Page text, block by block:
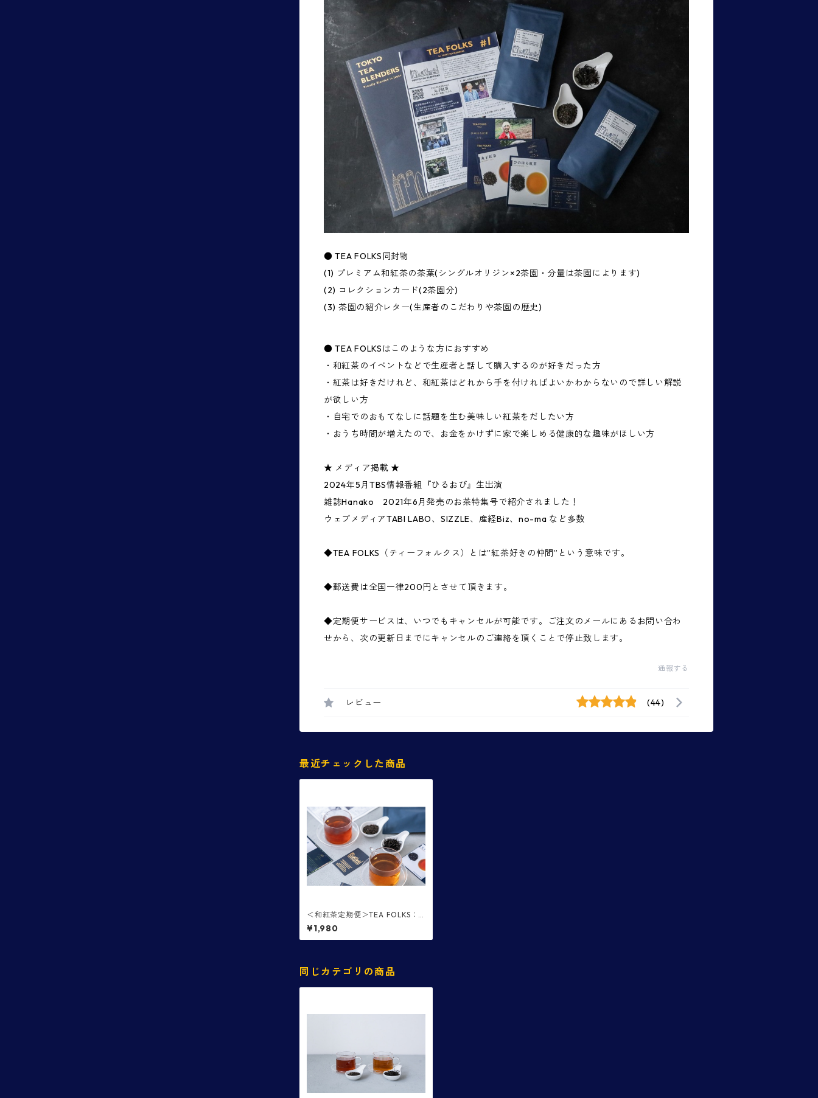
● TEA FOLKS同封物
(1) プレミアム和紅茶の茶葉(シングルオリジン×2茶園・分量は茶園によります)
(2) コレクションカード(2茶園分)
(3) 茶園の紹介レター(生産者のこだわりや茶園の歴史)
● TEA FOLKSはこのような方におすすめ
・和紅茶のイベントなどで生産者と話して購入するのが好きだった方
・紅茶は好きだけれど、和紅茶はどれから手を付ければよいかわからないので詳しい解説
が欲しい方
・自宅でのおもてなしに話題を生む美味しい紅茶をだしたい方
・おうち時間が増えたので、お金をかけずに家で楽しめる健康的な趣味がほしい方
★ メディア掲載 ★
2024年5月TBS情報番組『ひるおび』生出演
雑誌Hanako 2021年6月発売のお茶特集号で紹介されました！
ウェブメディアTABI LABO、SIZZLE、産経Biz、no-ma など多数
◆TEA FOLKS（ティーフォルクス）とは”紅茶好きの仲間”という意味です。
◆郵送費は全国一律200円とさせて頂きます。
◆定期便サービスは、いつでもキャンセルが可能です。ご注文のメールにあるお問い合わ
せから、次の更新日までにキャンセルのご連絡を頂くことで停止致します。
通報する
レビュー (44)
最近チェックした商品
＜和紅茶定期便＞TEA FOLKS：2
茶園分のプレミアム和紅茶を2カ
月ごとに配送
¥1,980
同じカテゴリの商品